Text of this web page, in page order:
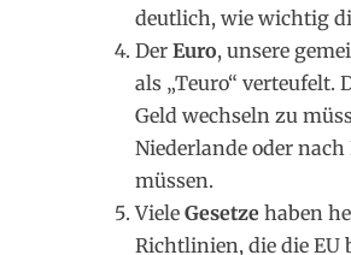
deutlich, wie wichtig
Der Euro, unsere
als „Teuro“
Geld wechseln zu
Niederlande oder
müssen.
Viele Gesetze haben
Richtlinien, die die EU